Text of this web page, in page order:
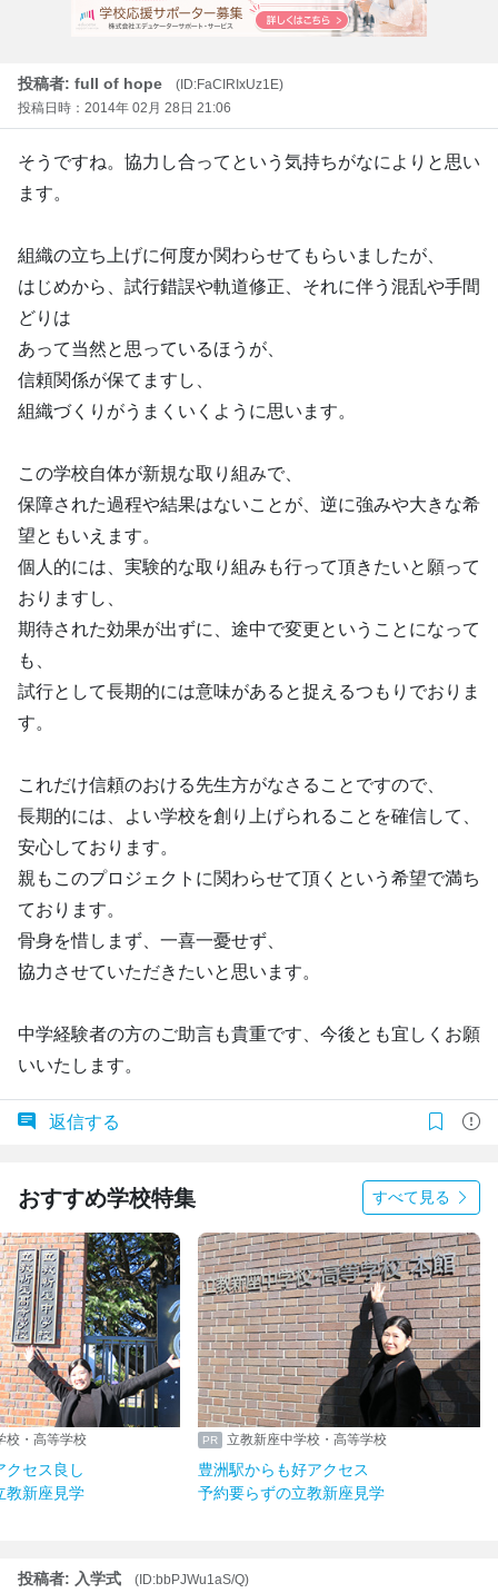
投稿者: full of hope
(ID:FaCIRIxUz1E)
投稿日時：2014年 02月 28日 21:06
そうですね。協力し合ってという気持ちがなによりと思い
ます。
組織の立ち上げに何度か関わらせてもらいましたが、
はじめから、試行錯誤や軌道修正、それに伴う混乱や手間
どりは
あって当然と思っているほうが、
信頼関係が保てますし、
組織づくりがうまくいくように思います。
この学校自体が新規な取り組みで、
保障された過程や結果はないことが、逆に強みや大きな希
望ともいえます。
個人的には、実験的な取り組みも行って頂きたいと願って
おりますし、
期待された効果が出ずに、途中で変更ということになって
も、
試行として長期的には意味があると捉えるつもりでおりま
す。
これだけ信頼のおける先生方がなさることですので、
長期的には、よい学校を創り上げられることを確信して、
安心しております。
親もこのプロジェクトに関わらせて頂くという希望で満ち
ております。
骨身を惜しまず、一喜一憂せず、
協力させていただきたいと思います。
中学経験者の方のご助言も貴重です、今後とも宜しくお願
いいたします。
返信する
おすすめ学校特集 すべて見る
校・高等学校
クセス良し
教新座見学
立教新座中学校・高等学校
豊洲駅からも好アクセス
予約要らずの立教新座見学
投稿者: 入学式 (ID:bbPJWu1aS/Q)